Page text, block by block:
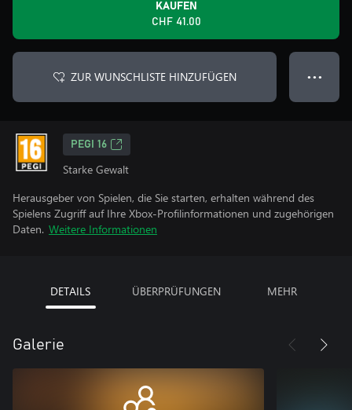
KAUFEN
CHF 41.00
ZUR WUNSCHLISTE HINZUFÜGEN ● ● ●
PEGI 16
Starke Gewalt
Herausgeber von Spielen, die Sie starten, erhalten während des
Spielens Zugriff auf Ihre Xbox-Profilinformationen und zugehörigen
Daten. Weitere Informationen
DETAILS ÜBERPRÜFUNGEN MEHR
Galerie